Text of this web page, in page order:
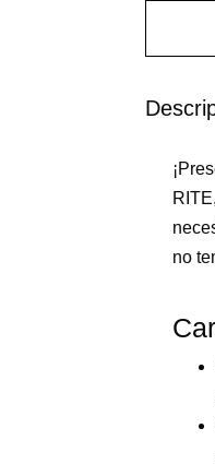
no